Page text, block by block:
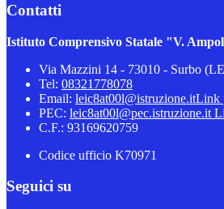
Contatti
Istituto Comprensivo Statale "V.
Via Mazzini 14 - 73010 - Surbo
Tel: 08321778078
Email: leic8at00l@istruzione.itLink
PEC: leic8at00l@pec.istruzione.it
C.F.: 93169620759
Codice ufficio K70971
Seguici su